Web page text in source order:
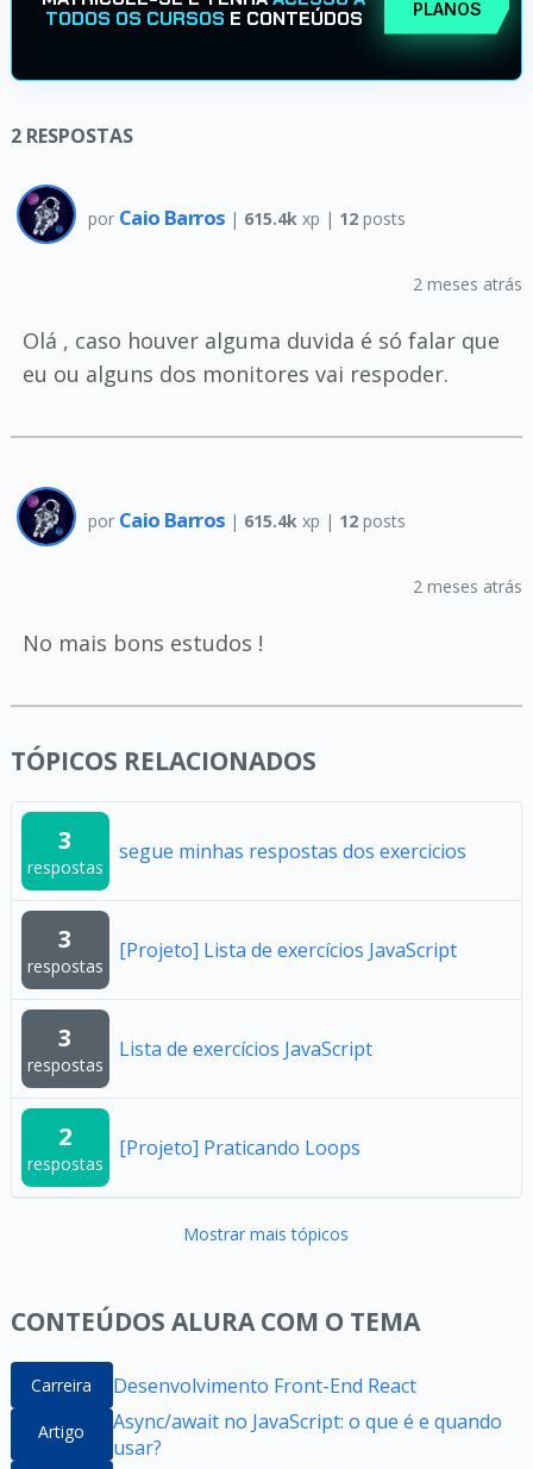
TODOS OS CURSOS E CONTEÚDOS
PLANOS
2 RESPOSTAS
por Caio Barros | 615.4k xp | 12posts
2 meses atrás
Olá , caso houver alguma duvida é só falar que
eu ou alguns dos monitores vai respoder.
por Caio Barros | 615.4k xp | 12posts
2 meses atrás
No mais bons estudos !
TÓPICOS RELACIONADOS
3
respostas
segue minhas respostas dos exercicios
3
respostas
[Projeto] Lista de exercícios JavaScript
3
respostas
Lista de exercícios JavaScript
2
respostas
[Projeto] Praticando Loops
Mostrar mais tópicos
CONTEÚDOS ALURA COM O TEMA
Carreira Desenvolvimento Front-End React
Artigo
Async/await no JavaScript: o que é e quando
usar?